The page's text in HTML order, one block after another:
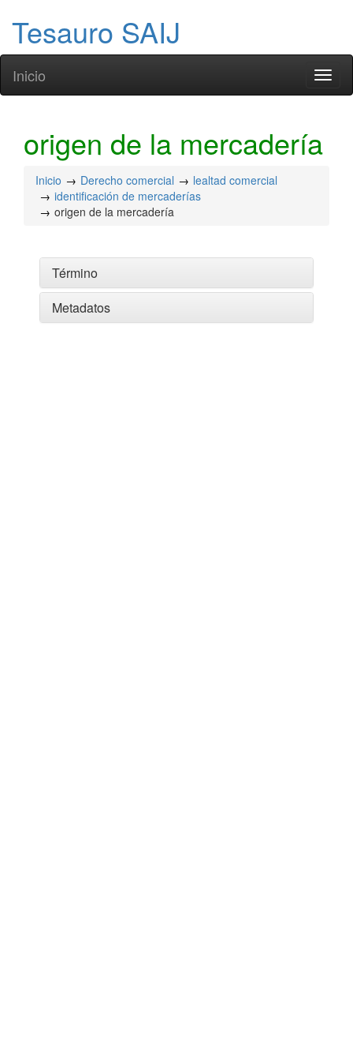
Tesauro SAIJ
Inicio
origen de la mercadería
Inicio Derecho comercial
lealtad comercial
identificación de mercaderías
origen de la mercadería
Término
Metadatos